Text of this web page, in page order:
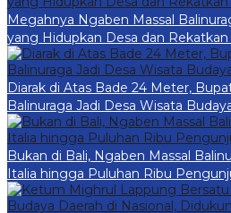
Megahnya Ngaben Massal
yang Hidupkan Desa dan
Diarak di Atas Bade 24 Meter,
Balinuraga Jadi Desa Wisata
Bukan di Bali, Ngaben Massal
Italia hingga Puluhan Ribu